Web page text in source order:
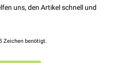
uns, den Artikel schnell und
Zeichen benötigt.